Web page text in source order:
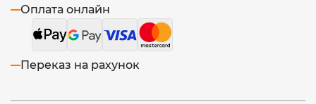
Оплата онлайн
Переказ на рахунок